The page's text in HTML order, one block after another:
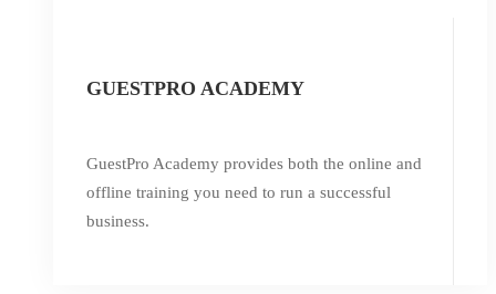
GUESTPRO ACADEMY
GuestPro Academy provides both the online and
offline training you need to run a successful
business.